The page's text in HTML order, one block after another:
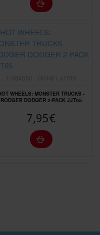
WHEELS: MONSTER TRUCKS -
RODGER DODGER 2-PACK JJT65
7,95€